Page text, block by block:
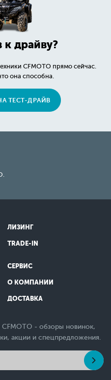
к драйву?
CFMOTO прямо сейчас.
она способна.
ТЕСТ-ДРАЙВ
ЛИЗИНГ
TRADE-IN
СЕРВИС
О КОМПАНИИ
ДОСТАВКА
CFMOTO - обзоры новинок,
акции и спецпредложения.